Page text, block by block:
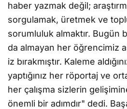
haber yazmak değil;
sorgulamak, üretmek ve
sorumluluk almaktır. Bugün
da almayan her öğrencimiz
iz bırakmıştır. Kaleme
yaptığınız her röportaj ve
her çalışma sizlerin
önemli bir adımdır" dedi.